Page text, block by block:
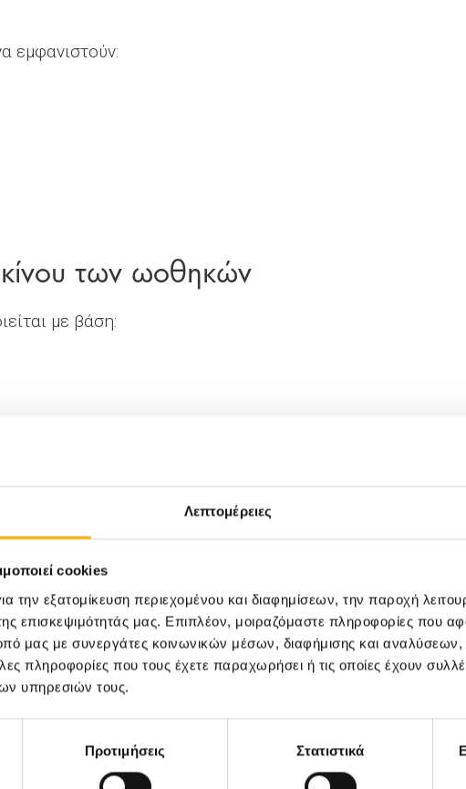
Λεπτομέρειες
cookies
την εξατομίκευση περιεχομένου και διαφημίσεων, την παροχή
επισκεψιμότητάς μας. Επιπλέον, μοιραζόμαστε πληροφορίες που
μας με συνεργάτες κοινωνικών μέσων, διαφήμισης και αναλύσεων,
πληροφορίες που τους έχετε παραχωρήσει ή τις οποίες έχουν
υπηρεσιών τους.
Προτιμήσεις Στατιστικά
εμφανιστούν:
των ωοθηκών
με βάση:
κοιλότητας σε άλλα μέρη του σώματος
για να βοηθήσει στην επιλογή της καλύτερης
στον Επιθηλιακό Καρκίνο
του επιθηλιακού καρκίνου των